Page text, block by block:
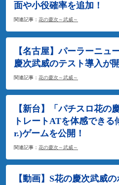
面や小役確率を追加！
関連記事： 花の慶次～武威～
【名古屋】パーラーニュ
慶次武威のテスト導入が
関連記事： 花の慶次～武威～
【新台】「パチスロ花の
トレートATを体感でき
r.)ゲームを公開！
関連記事： 花の慶次～武威～
【動画】S花の慶次武威